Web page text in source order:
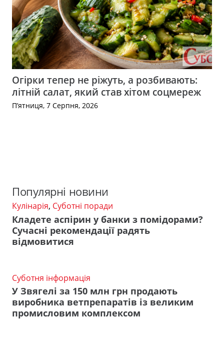
Огірки тепер не ріжуть, а розбивають:
літній салат, який став хітом соцмереж
П’ятниця, 7 Серпня, 2026
Популярні новини
Кулінарія, Суботні поради
Кладете аспірин у банки з помідорами?
Сучасні рекомендації радять
відмовитися
Суботня інформація
У Звягелі за 150 млн грн продають
виробника ветпрепаратів із великим
промисловим комплексом